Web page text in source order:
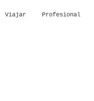
Viajar Profesional